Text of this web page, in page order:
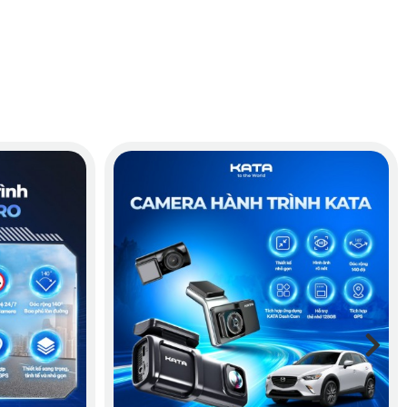
hết pin giữa chừng hoặc cần thay pin định kỳ, bạn có thể